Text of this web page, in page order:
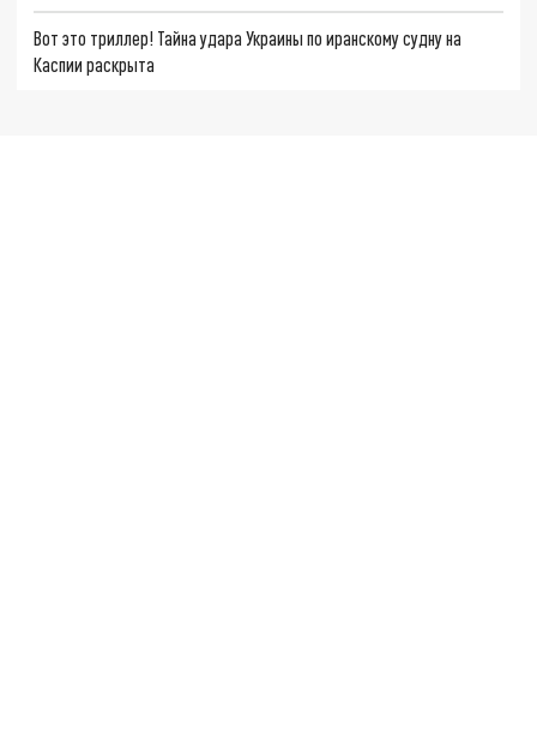
Вот это триллер! Тайна удара Украины по иранскому судну на
Каспии раскрыта